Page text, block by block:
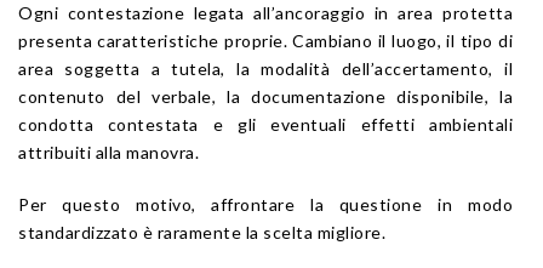
Ogni contestazione legata all’ancoraggio in area protetta
presenta caratteristiche proprie. Cambiano il luogo, il tipo di
area soggetta a tutela, la modalità dell’accertamento, il
contenuto del verbale, la documentazione disponibile, la
condotta contestata e gli eventuali effetti ambientali
attribuiti alla manovra.
Per questo motivo, affrontare la questione in modo
standardizzato è raramente la scelta migliore.